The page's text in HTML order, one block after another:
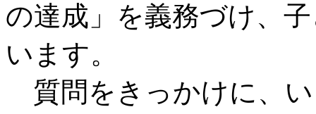
の達成」を義務づけ、
います。
質問をきっかけに、